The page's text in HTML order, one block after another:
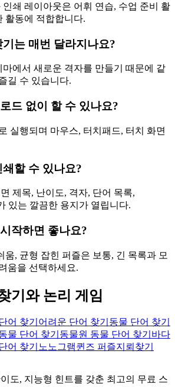
쇄 레이아웃은 어휘 연습, 수업 준비 활
활동에 적합합니다.
는 매번 달라지나요?
마에서 새로운 격자를 만들기 때문에 같
길 수 있습니다.
드 없이 할 수 있나요?
실행되며 마우스, 터치패드, 터치 화면
할 수 있나요?
제목, 난이도, 격자, 단어 목록,
있는 깔끔한 용지가 열립니다.
작하면 좋나요?
움, 균형 잡힌 퍼즐은 보통, 긴 목록과 모
움을 선택하세요.
기와 논리 게임
어 찾기 어려운 단어 찾기 동물 단어 찾기
물 단어 찾기 동물원 동물 단어 찾기 바다
어 찾기 노노그램퀸즈 퍼즐지뢰찾기
도, 지능형 힌트를 갖춘 최고의 무료 스